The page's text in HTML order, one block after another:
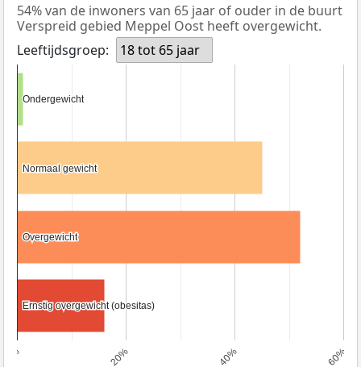
54% van de inwoners van 65 jaar of ouder in de buurt
Verspreid gebied Meppel Oost heeft overgewicht.
Leeftijdsgroep:
18 tot 65 jaar
0% 20% 40% 60%
Ondergewicht
Ondergewicht
Normaal gewicht
Normaal gewicht
Overgewicht
Overgewicht
Ernstig overgewicht (obesitas)
Ernstig overgewicht (obesitas)